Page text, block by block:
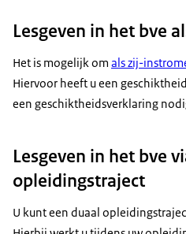
Lesgeven in het bve
Het is mogelijk om als zij-
Hiervoor heeft u een
een geschiktheidsverklaring
Lesgeven in het bve
opleidingstraject
U kunt een duaal